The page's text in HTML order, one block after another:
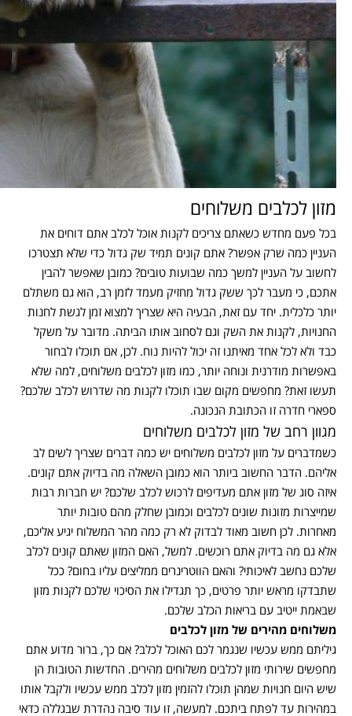
מזון לכלבים משלוחים
בכל פעם מחדש כשאתם צריכים לקנות אוכל לכלב אתם דוחים את
העניין כמה שרק אפשר? אתם קונים תמיד שק גדול כדי שלא תצטרכו
לחשוב על העניין למשך כמה שבועות טובים? כמובן שאפשר להבין
אתכם, כי מעבר לכך ששק גדול מחזיק מעמד לזמן רב, הוא גם משתלם
יותר כלכלית. יחד עם זאת, הבעיה היא שצריך למצוא זמן לגשת לחנות
החנויות, לקנות את השק וגם לסחוב אותו הביתה. מדובר על משקל
כבד ולא לכל אחד מאיתנו זה יכול להיות נוח. לכן, אם תוכלו לבחור
באפשרות מודרנית ונוחה יותר, כמו מזון לכלבים משלוחים, למה שלא
תעשו זאת? מחפשים מקום שבו תוכלו לקנות מה שדרוש לכלב שלכם?
ספארי חדרה זו הכתובת הנכונה.
מגוון רחב של מזון לכלבים משלוחים
כשמדברים על מזון לכלבים משלוחים יש כמה דברים שצריך לשים לב
אליהם. הדבר החשוב ביותר הוא כמובן השאלה מה בדיוק אתם קונים.
איזה סוג של מזון אתם מעדיפים לרכוש לכלב שלכם? יש חברות רבות
שמייצרות מזונות שונים לכלבים וכמובן שחלק מהם טובות יותר
מאחרות. לכן חשוב מאוד לבדוק לא רק כמה מהר המשלוח יגיע אליכם,
אלא גם מה בדיוק אתם רוכשים. למשל, האם המזון שאתם קונים לכלב
שלכם נחשב לאיכותי? והאם הווטרינרים ממליצים עליו בחום? ככל
שתבדקו מראש יותר פרטים, כך תגדילו את הסיכוי שלכם לקנות מזון
שבאמת ייטיב עם בריאות הכלב שלכם.
משלוחים מהירים של מזון לכלבים
גיליתם ממש עכשיו שנגמר לכם האוכל לכלב? אם כך, ברור מדוע אתם
מחפשים שירותי מזון לכלבים משלוחים מהירים. החדשות הטובות הן
שיש היום חנויות שמהן תוכלו להזמין מזון לכלב ממש עכשיו ולקבל אותו
במהירות עד לפתח ביתכם. למעשה, זו עוד סיבה נהדרת שבגללה כדאי